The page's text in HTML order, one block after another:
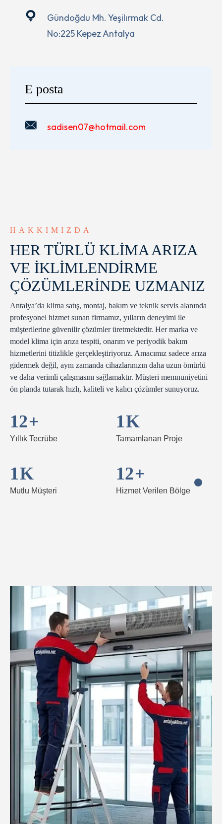
Gündoğdu Mh. Yeşilırmak Cd.
No:225 Kepez Antalya
E posta
sadisen07@hotmail.com
HAKKIMIZDA
HER TÜRLÜ KLİMA ARIZA
VE İKLİMLENDİRME
ÇÖZÜMLERİNDE UZMANIZ
Antalya’da klima satış, montaj, bakım ve teknik servis alanında
profesyonel hizmet sunan firmamız, yılların deneyimi ile
müşterilerine güvenilir çözümler üretmektedir. Her marka ve
model klima için arıza tespiti, onarım ve periyodik bakım
hizmetlerini titizlikle gerçekleştiriyoruz. Amacımız sadece arıza
gidermek değil, aynı zamanda cihazlarınızın daha uzun ömürlü
ve daha verimli çalışmasını sağlamaktır. Müşteri memnuniyetini
ön planda tutarak hızlı, kaliteli ve kalıcı çözümler sunuyoruz.
12+
Yıllık Tecrübe
1K
Tamamlanan Proje
1K
Mutlu Müşteri
12+
Hizmet Verilen Bölge